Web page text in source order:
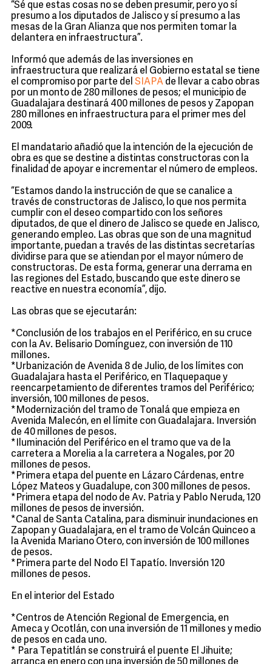
“Sé que estas cosas no se deben presumir, pero yo sí
presumo a los diputados de Jalisco y sí presumo a las
mesas de la Gran Alianza que nos permiten tomar la
delantera en infraestructura”.
Informó que además de las inversiones en
infraestructura que realizará el Gobierno estatal se tiene
el compromiso por parte del SIAPA de llevar a cabo obras
por un monto de 280 millones de pesos; el municipio de
Guadalajara destinará 400 millones de pesos y Zapopan
280 millones en infraestructura para el primer mes del
2009.
El mandatario añadió que la intención de la ejecución de
obra es que se destine a distintas constructoras con la
finalidad de apoyar e incrementar el número de empleos.
“Estamos dando la instrucción de que se canalice a
través de constructoras de Jalisco, lo que nos permita
cumplir con el deseo compartido con los señores
diputados, de que el dinero de Jalisco se quede en Jalisco,
generando empleo. Las obras que son de una magnitud
importante, puedan a través de las distintas secretarías
dividirse para que se atiendan por el mayor número de
constructoras. De esta forma, generar una derrama en
las regiones del Estado, buscando que este dinero se
reactive en nuestra economía”, dijo.
Las obras que se ejecutarán:
*Conclusión de los trabajos en el Periférico, en su cruce
con la Av. Belisario Domínguez, con inversión de 110
millones.
*Urbanización de Avenida 8 de Julio, de los límites con
Guadalajara hasta el Periférico, en Tlaquepaque y
reencarpetamiento de diferentes tramos del Periférico;
inversión, 100 millones de pesos.
*Modernización del tramo de Tonalá que empieza en
Avenida Malecón, en el límite con Guadalajara. Inversión
de 40 millones de pesos.
*Iluminación del Periférico en el tramo que va de la
carretera a Morelia a la carretera a Nogales, por 20
millones de pesos.
*Primera etapa del puente en Lázaro Cárdenas, entre
López Mateos y Guadalupe, con 300 millones de pesos.
*Primera etapa del nodo de Av. Patria y Pablo Neruda, 120
millones de pesos de inversión.
*Canal de Santa Catalina, para disminuir inundaciones en
Zapopan y Guadalajara, en el tramo de Volcán Quinceo a
la Avenida Mariano Otero, con inversión de 100 millones
de pesos.
*Primera parte del Nodo El Tapatío. Inversión 120
millones de pesos.
En el interior del Estado
*Centros de Atención Regional de Emergencia, en
Ameca y Ocotlán, con una inversión de 11 millones y medio
de pesos en cada uno.
* Para Tepatitlán se construirá el puente El Jihuite;